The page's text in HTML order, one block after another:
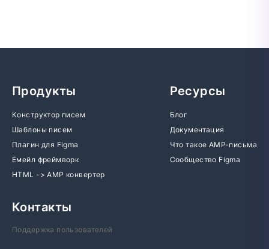
Продукты
Конструктор писем
Шаблоны писем
Плагин для Figma
Емейл фреймворк
HTML -> AMP конвертер
Ресурсы
Блог
Документация
Что такое AMP-письма
Сообщество Figma
Контакты
Поддержка пользователей